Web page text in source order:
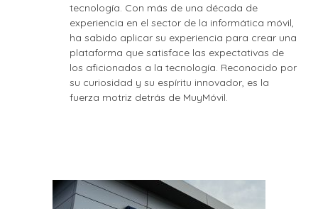
tecnología. Con más de una década de
experiencia en el sector de la informática móvil,
ha sabido aplicar su experiencia para crear una
plataforma que satisface las expectativas de
los aficionados a la tecnología. Reconocido por
su curiosidad y su espíritu innovador, es la
fuerza motriz detrás de MuyMóvil.